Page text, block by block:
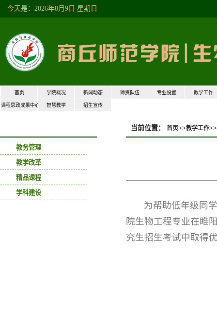
今天是：2026年8月9日 星期日
首页 学院概况 新闻动态 师资队伍 专业设置 教学工作
课程思政成果中心 智慧教学 招生宣传
教务管理
教学改革
精品课程
学科建设
当前位置： 首页>>教学工作>>
为帮助低年级同
院生物工程专业在睢
究生招生考试中取得